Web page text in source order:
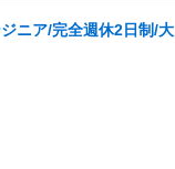
ニア/完全週休2日制/大